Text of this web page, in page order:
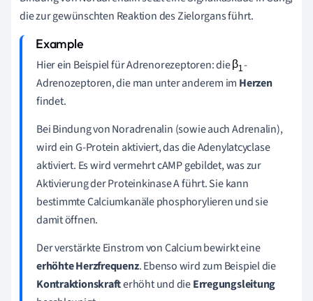
die zur gewünschten Reaktion des Zielorgans führt.
Hier ein Beispiel für Adrenorezeptoren: die
-
Adrenozeptoren, die man unter anderem im Herzen
findet.
Bei Bindung von Noradrenalin (sowie auch Adrenalin),
wird ein G-Protein aktiviert, das die Adenylatcyclase
aktiviert. Es wird vermehrt cAMP gebildet, was zur
Aktivierung der Proteinkinase A führt. Sie kann
bestimmte Calciumkanäle phosphorylieren und sie
damit öffnen.
Der verstärkte Einstrom von Calcium bewirkt eine
erhöhte Herzfrequenz. Ebenso wird zum Beispiel die
Kontraktionskrafterhöht und dieErregungsleitung